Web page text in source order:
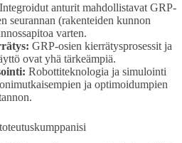
Integroidut anturit mahdollistavat GRP-
seurannan (rakenteiden kunnon
varten.
GRP-osien kierrätysprosessit ja
ovat yhä tärkeämpiä.
Robottiteknologia ja simulointi
ja optimoidumpien